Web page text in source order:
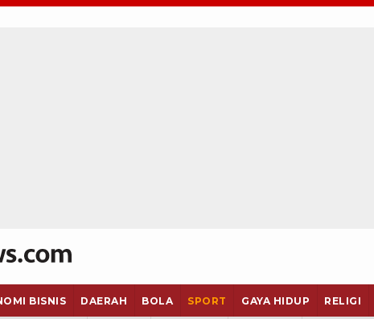
BISNIS DAERAH BOLA SPORT GAYA HIDUP RELIGI